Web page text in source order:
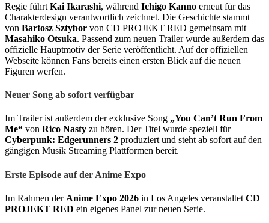
Regie führt Kai Ikarashi, während Ichigo Kanno erneut für das
Charakterdesign verantwortlich zeichnet. Die Geschichte stammt
von Bartosz Sztybor von CD PROJEKT RED gemeinsam mit
Masahiko Otsuka. Passend zum neuen Trailer wurde außerdem das
offizielle Hauptmotiv der Serie veröffentlicht. Auf der offiziellen
Webseite können Fans bereits einen ersten Blick auf die neuen
Figuren werfen.
Neuer Song ab sofort verfügbar
Im Trailer ist außerdem der exklusive Song „You Can’t Run From
Me“ von Rico Nasty zu hören. Der Titel wurde speziell für
Cyberpunk: Edgerunners 2 produziert und steht ab sofort auf den
gängigen Musik Streaming Plattformen bereit.
Erste Episode auf der Anime Expo
Im Rahmen der Anime Expo 2026 in Los Angeles veranstaltet CD
PROJEKT RED ein eigenes Panel zur neuen Serie.